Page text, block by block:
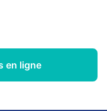
en ligne